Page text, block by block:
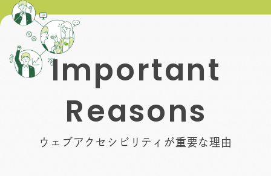
Important
Reasons
ウェブアクセシビリティが重要な理由